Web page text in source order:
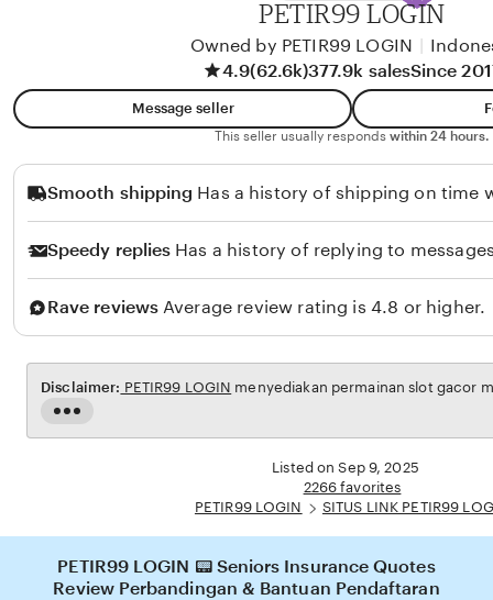
u
r
n
i
a
w
PETIR99 LOGIN
Owned by PETIR99 LOGIN
4.9(62.6k)377.9k salesSince
Message seller
This seller usually responds within 24 hours.
Smooth shipping Has a history of shipping on time
Speedy replies Has a history of replying to
Rave reviews Average review rating is 4.8 or higher.
Read
the
Disclaimer: PETIR99 LOGIN menyediakan permainan slot gacor
Listed on Sep 9, 2025
2266 favorites
PETIR99 LOGIN
SITUS LINK PETIR99
PETIR99 LOGIN 📟 Seniors Insurance Quotes
Review Perbandingan & Bantuan Pendaftaran